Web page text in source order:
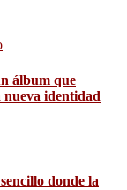
álbum que
nueva identidad
donde la